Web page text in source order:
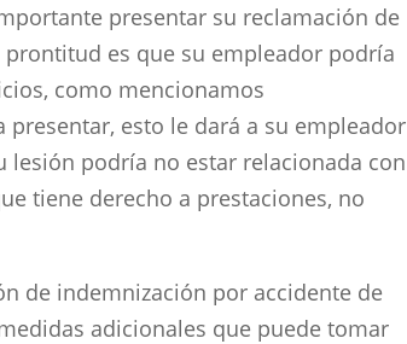
presentar su reclamación de
es que su empleador podría
como mencionamos
esto le dará a su empleador
lesión podría no estar relacionada con
tiene derecho a prestaciones, no
de indemnización por accidente de
adicionales que puede tomar